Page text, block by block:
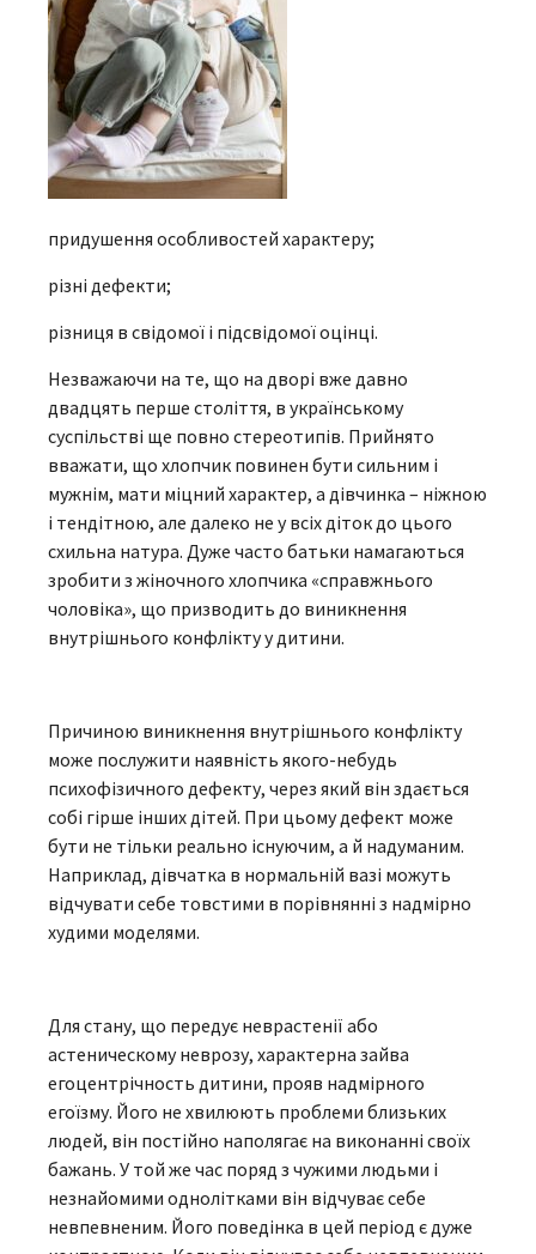
придушення особливостей характеру;
різні дефекти;
різниця в свідомої і підсвідомої оцінці.
Незважаючи на те, що на дворі вже давно
двадцять перше століття, в українському
суспільстві ще повно стереотипів. Прийнято
вважати, що хлопчик повинен бути сильним і
мужнім, мати міцний характер, а дівчинка – ніжною
і тендітною, але далеко не у всіх діток до цього
схильна натура. Дуже часто батьки намагаються
зробити з жіночного хлопчика «справжнього
чоловіка», що призводить до виникнення
внутрішнього конфлікту у дитини.
Причиною виникнення внутрішнього конфлікту
може послужити наявність якого-небудь
психофізичного дефекту, через який він здається
собі гірше інших дітей. При цьому дефект може
бути не тільки реально існуючим, а й надуманим.
Наприклад, дівчатка в нормальній вазі можуть
відчувати себе товстими в порівнянні з надмірно
худими моделями.
Для стану, що передує неврастенії або
астеническому неврозу, характерна зайва
егоцентрічность дитини, прояв надмірного
егоїзму. Його не хвилюють проблеми близьких
людей, він постійно наполягає на виконанні своїх
бажань. У той же час поряд з чужими людьми і
незнайомими однолітками він відчуває себе
невпевненим. Його поведінка в цей період є дуже